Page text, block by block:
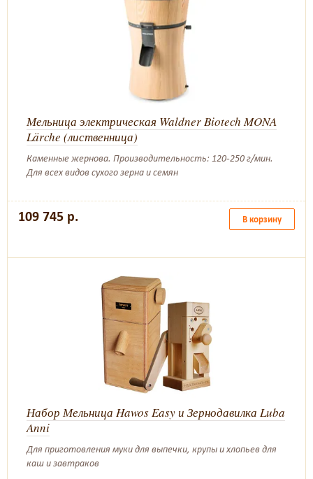
Мельница электрическая Waldner Biotech MONA
Lärche (лиственница)
Каменные жернова. Производительность: 120-250 г/мин.
Для всех видов сухого зерна и семян
109 745 р. В корзину
Набор Мельница Hawos Easy и Зернодавилка Luba
Anni
Для приготовления муки для выпечки, крупы и хлопьев для
каш и завтраков